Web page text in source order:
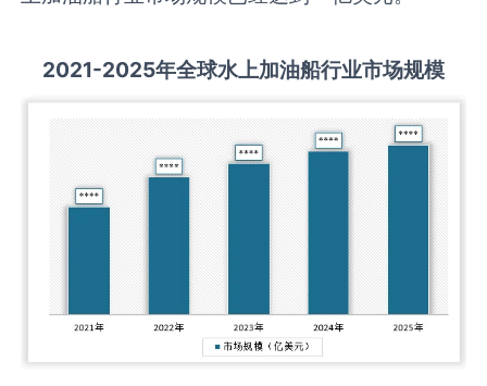
2021-2025年全球水上加油船行业市场规模